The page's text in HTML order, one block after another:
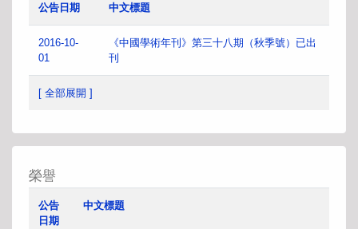
公告日期 中文標題
2016-10-
01
《中國學術年刊》第三十八期（秋季號）已出
刊
[ 全部展開 ]
榮譽
公告
日期
中文標題